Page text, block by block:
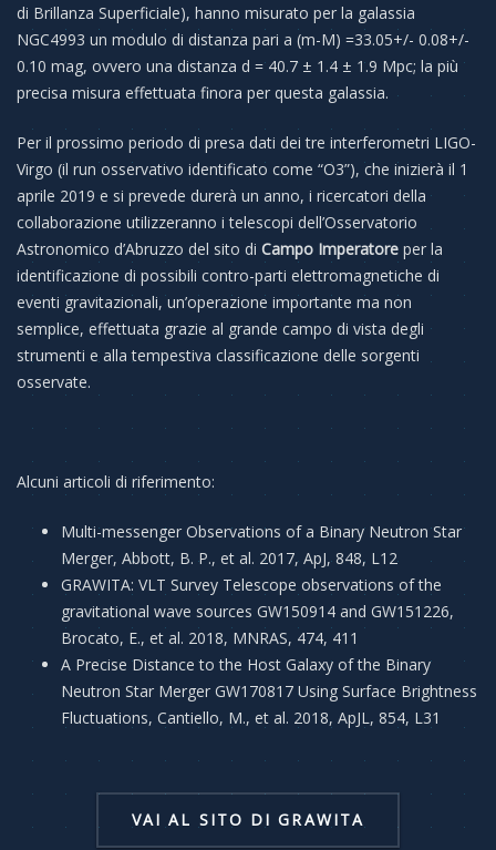
di Brillanza Superficiale), hanno misurato per la galassia
NGC4993 un modulo di distanza pari a (m-M) =33.05+/- 0.08+/-
0.10 mag, ovvero una distanza d = 40.7 ± 1.4 ± 1.9 Mpc; la più
precisa misura effettuata finora per questa galassia.
Per il prossimo periodo di presa dati dei tre interferometri LIGO-
Virgo (il run osservativo identificato come “O3”), che inizierà il 1
aprile 2019 e si prevede durerà un anno, i ricercatori della
collaborazione utilizzeranno i telescopi dell’Osservatorio
Astronomico d’Abruzzo del sito di Campo Imperatore per la
identificazione di possibili contro-parti elettromagnetiche di
eventi gravitazionali, un’operazione importante ma non
semplice, effettuata grazie al grande campo di vista degli
strumenti e alla tempestiva classificazione delle sorgenti
osservate.
Alcuni articoli di riferimento:
Multi-messenger Observations of a Binary Neutron Star
Merger, Abbott, B. P., et al. 2017, ApJ, 848, L12
GRAWITA: VLT Survey Telescope observations of the
gravitational wave sources GW150914 and GW151226,
Brocato, E., et al. 2018, MNRAS, 474, 411
A Precise Distance to the Host Galaxy of the Binary
Neutron Star Merger GW170817 Using Surface Brightness
Fluctuations, Cantiello, M., et al. 2018, ApJL, 854, L31
VAI AL SITO DI GRAWITA